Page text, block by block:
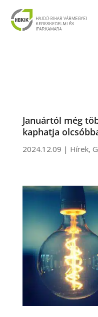
Januártól még
kaphatja
2024.12.09 | Hírek,